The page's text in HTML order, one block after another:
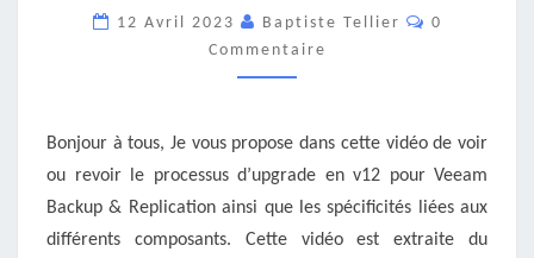
V12
–
PRÊT
SAUTER
PAS
?
12 Avril 2023 Baptiste Tellier
0
Commentaire
Bonjour à tous, Je vous propose dans cette vidéo de voir
ou revoir le processus d’upgrade en v12 pour Veeam
Backup & Replication ainsi que les spécificités liées aux
différents composants. Cette vidéo est extraite du